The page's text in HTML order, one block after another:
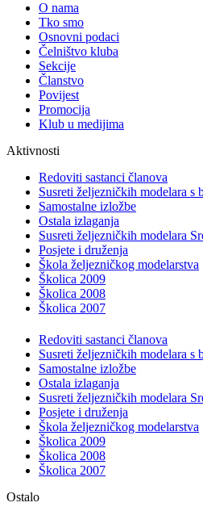
O nama
Tko smo
Osnovni podaci
Čelništvo kluba
Sekcije
Članstvo
Povijest
Promocija
Klub u medijima
Aktivnosti
Redoviti sastanci članova
Susreti željezničkih modelara s
Samostalne izložbe
Ostala izlaganja
Susreti željezničkih modelara
Posjete i druženja
Škola željezničkog modelarstva
Školica 2009
Školica 2008
Školica 2007
Redoviti sastanci članova
Susreti željezničkih modelara s
Samostalne izložbe
Ostala izlaganja
Susreti željezničkih modelara
Posjete i druženja
Škola željezničkog modelarstva
Školica 2009
Školica 2008
Školica 2007
Ostalo